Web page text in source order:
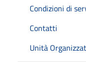
Condizioni di
Contatti
Unità